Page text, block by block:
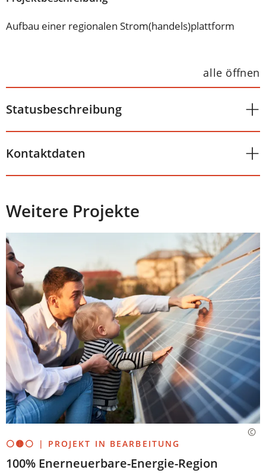
Aufbau einer regionalen Strom(handels)plattform
alle öffnen
Statusbeschreibung
Kontaktdaten
Weitere Projekte
⚪🟡⚪ | PROJEKT IN BEARBEITUNG
100% Enerneuerbare-Energie-Region